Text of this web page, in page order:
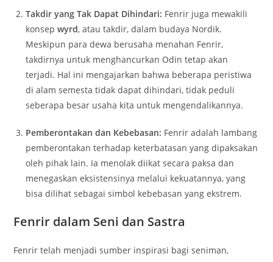
Takdir yang Tak Dapat Dihindari: Fenrir juga mewakili
konsepwyrd, atau takdir, dalam budaya Nordik.
Meskipun para dewa berusaha menahan Fenrir,
takdirnya untuk menghancurkan Odin tetap akan
terjadi. Hal ini mengajarkan bahwa beberapa peristiwa
di alam semesta tidak dapat dihindari, tidak peduli
seberapa besar usaha kita untuk mengendalikannya.
Pemberontakan dan Kebebasan: Fenrir adalah lambang
pemberontakan terhadap keterbatasan yang dipaksakan
oleh pihak lain. Ia menolak diikat secara paksa dan
menegaskan eksistensinya melalui kekuatannya, yang
bisa dilihat sebagai simbol kebebasan yang ekstrem.
Fenrir dalam Seni dan Sastra
Fenrir telah menjadi sumber inspirasi bagi seniman,